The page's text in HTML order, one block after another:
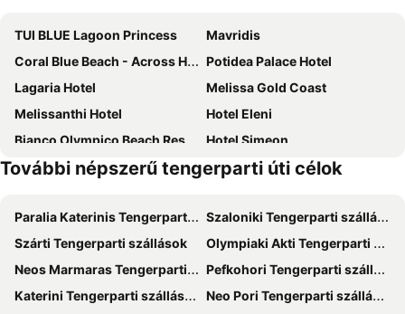
TUI BLUE Lagoon Princess
Mavridis
Coral Blue Beach - Across Hotels & Resorts
Potidea Palace Hotel
Lagaria Hotel
Melissa Gold Coast
Melissanthi Hotel
Hotel Eleni
Bianco Olympico Beach Resort by Anayia All Inclusive Resorts
Hotel Simeon
Giannis & Foteini
Asteris Village
Stratos Hotel
Viraggas Traditional hotel
Marialena
Kalives Resort
Ikos Olivia
Marina Hotel
Aetherion Studios & Suites
Plagia Relax Hotel
További népszerű tengerparti úti célok
Paralia Katerinis Tengerparti szállások
Szaloniki Tengerparti szállások
Szárti Tengerparti szállások
Olympiaki Akti Tengerparti szállások
Neos Marmaras Tengerparti szállások
Pefkohori Tengerparti szállások
Katerini Tengerparti szállások
Neo Pori Tengerparti szállások